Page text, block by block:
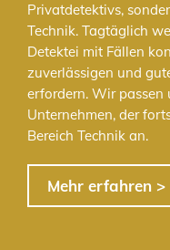
Privatdetektivs,
Technik. Tagtäglich
Detektei mit Fällen
zuverlässigen und
erfordern. Wir passen
Unternehmen, der
Bereich Technik an.
Mehr erfahren >